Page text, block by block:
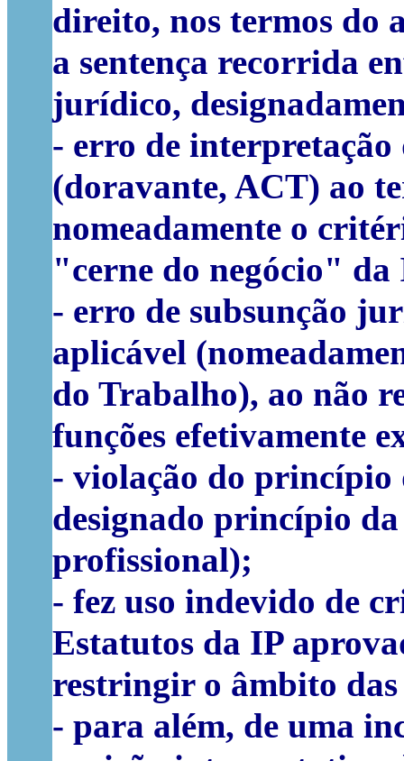
direito, nos termos do
a sentença recorrida
jurídico,
- erro de
(doravante, ACT) ao
nomeadamente o
"cerne do negócio"
- erro de subsunção
aplicável
do Trabalho), ao não
funções efetivamente
- violação do princípio
designado princípio
profissional);
- fez uso indevido de
Estatutos da IP
restringir o âmbito
- para além, de uma